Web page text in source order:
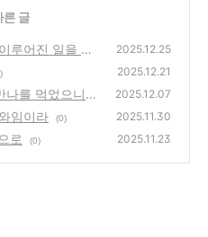
른 글
루어진 일을 보
2025.12.25
2025.12.21
를 먹었으니 2025.12.07
임이라 (0) 2025.11.30
로 (0) 2025.11.23